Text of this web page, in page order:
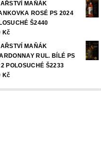
MAŇÁK
ROSÉ PS 2024
Š2440
Kč
MAŇÁK
RUL. BÍLÉ PS
POLOSUCHÉ Š2233
Kč